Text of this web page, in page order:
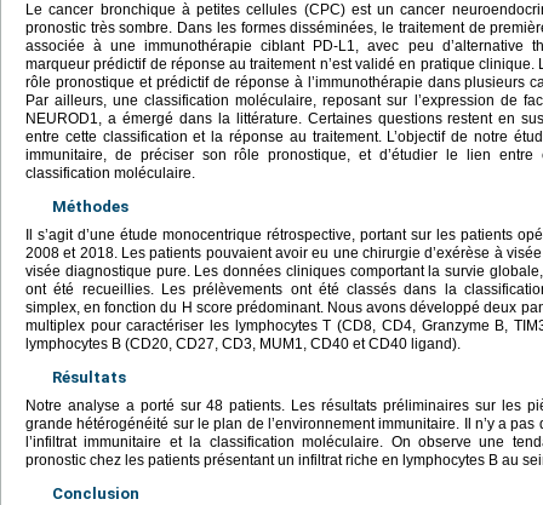
Le cancer bronchique à petites cellules (CPC) est un cancer
pronostic très sombre. Dans les formes disséminées, le traitement de
associée à une immunothérapie ciblant PD-L1, avec peu d’alternative
marqueur prédictif de réponse au traitement n’est validé en pratique clinique.
rôle pronostique et prédictif de réponse à l’immunothérapie dans plusieurs
Par ailleurs, une classification moléculaire, reposant sur l’expression de
NEUROD1, a émergé dans la littérature. Certaines questions restent en
entre cette classification et la réponse au traitement. L’objectif de notre
immunitaire, de préciser son rôle pronostique, et d’étudier le lien entre
classification moléculaire.
Méthodes
Il s’agit d’une étude monocentrique rétrospective, portant sur les patients
2008 et 2018. Les patients pouvaient avoir eu une chirurgie d’exérèse à
visée diagnostique pure. Les données cliniques comportant la survie
ont été recueillies. Les prélèvements ont été classés dans la
simplex, en fonction du H score prédominant. Nous avons développé deux
multiplex pour caractériser les lymphocytes T (CD8, CD4, Granzyme B,
lymphocytes B (CD20, CD27, CD3, MUM1, CD40 et CD40 ligand).
Résultats
Notre analyse a porté sur 48 patients. Les résultats préliminaires sur les
grande hétérogénéité sur le plan de l’environnement immunitaire. Il n’y a
l’infiltrat immunitaire et la classification moléculaire. On observe une
pronostic chez les patients présentant un infiltrat riche en lymphocytes B au
Conclusion